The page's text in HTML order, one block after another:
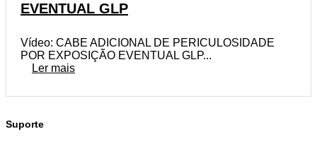
EVENTUAL GLP
Vídeo: CABE ADICIONAL DE PERICULOSIDADE
POR EXPOSIÇÃO EVENTUAL GLP...
Ler mais
Suporte